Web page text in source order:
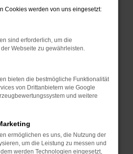
bestimmter Seiten
die Seite in einem
oder in einem privaten
neu.
helfen, vorübergehende
auf dem neuesten Stand
birgt nicht nur ein
Cookies werden von uns eingesetzt:
sind erforderlich, um die
Webseite zu gewährleisten.
bieten die bestmögliche Funktionalität
von Drittanbietern wie Google
und weitere
ermöglichen es uns, die Nutzung der
um die Leistung zu messen und
werden Technologien eingesetzt,